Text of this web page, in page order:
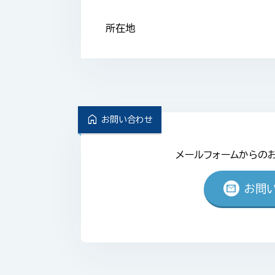
所在地
home お問い合わせ
メールフォームからの
mail お問